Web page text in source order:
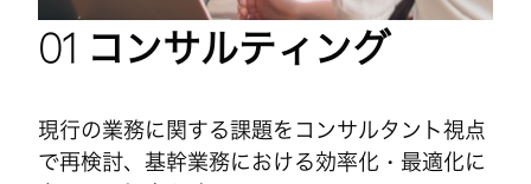
コンサルティング
現行の業務に関する課題をコンサルタント視点
で再検討、基幹業務における効率化・最適化に